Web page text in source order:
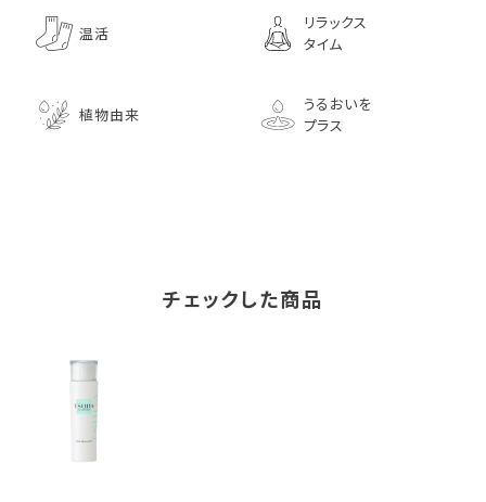
温活
リラックス
タイム
植物由来
うるおいを
プラス
チェックした商品